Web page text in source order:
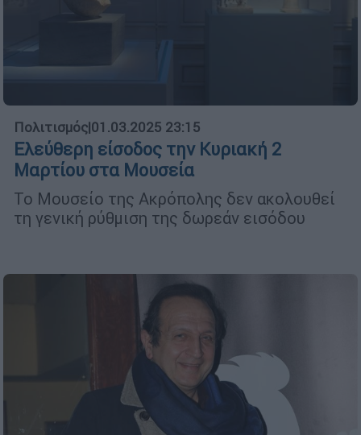
Πολιτισμός|01.03.2025 23:15
Ελεύθερη είσοδος την Κυριακή 2
Μαρτίου στα Μουσεία
Το Μουσείο της Ακρόπολης δεν ακολουθεί
τη γενική ρύθμιση της δωρεάν εισόδου